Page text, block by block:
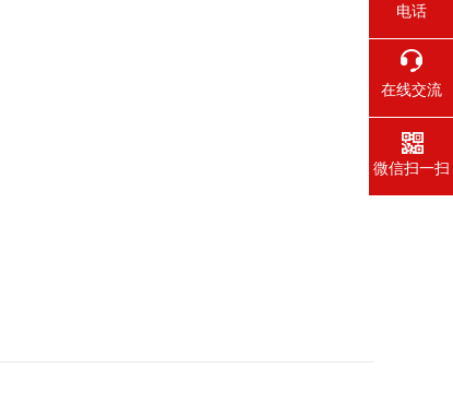
电话
在线交流
微信扫一扫